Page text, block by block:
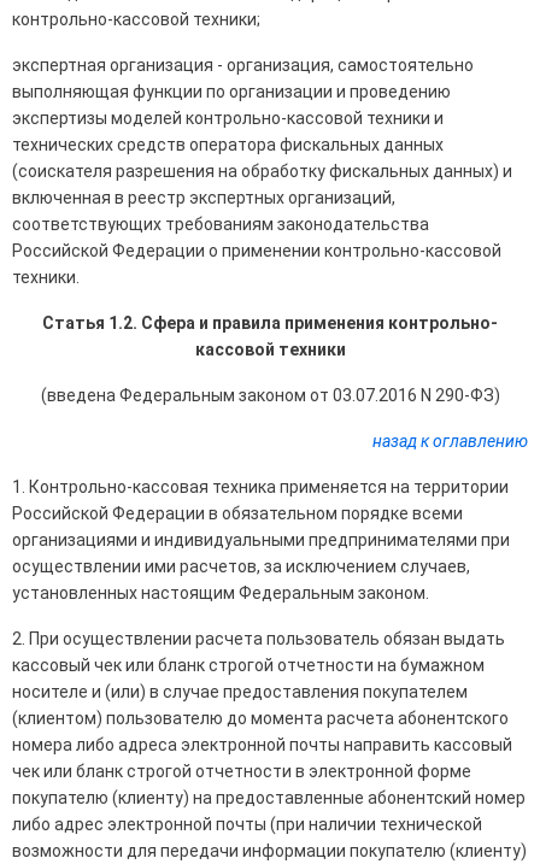
контрольно-кассовой техники;
экспертная организация - организация, самостоятельно
выполняющая функции по организации и проведению
экспертизы моделей контрольно-кассовой техники и
технических средств оператора фискальных данных
(соискателя разрешения на обработку фискальных данных) и
включенная в реестр экспертных организаций,
соответствующих требованиям законодательства
Российской Федерации о применении контрольно-кассовой
техники.
Статья 1.2. Сфера и правила применения контрольно-
кассовой техники
(введена Федеральным законом от 03.07.2016 N 290-ФЗ)
назад к оглавлению
1. Контрольно-кассовая техника применяется на территории
Российской Федерации в обязательном порядке всеми
организациями и индивидуальными предпринимателями при
осуществлении ими расчетов, за исключением случаев,
установленных настоящим Федеральным законом.
2. При осуществлении расчета пользователь обязан выдать
кассовый чек или бланк строгой отчетности на бумажном
носителе и (или) в случае предоставления покупателем
(клиентом) пользователю до момента расчета абонентского
номера либо адреса электронной почты направить кассовый
чек или бланк строгой отчетности в электронной форме
покупателю (клиенту) на предоставленные абонентский номер
либо адрес электронной почты (при наличии технической
возможности для передачи информации покупателю (клиенту)